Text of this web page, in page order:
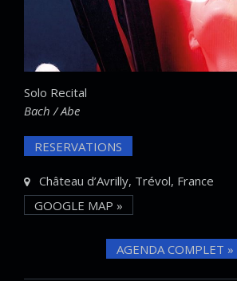
Solo Recital
Bach / Abe
RESERVATIONS
Château d’Avrilly, Trévol, France
GOOGLE MAP »
AGENDA COMPLET »